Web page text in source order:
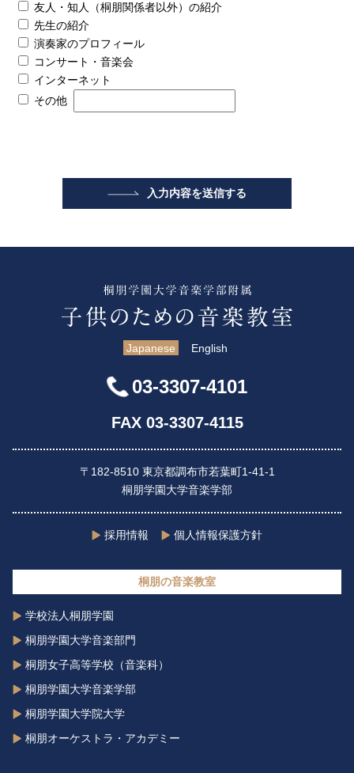
友人・知人（桐朋関係者以外）の紹介
先生の紹介
演奏家のプロフィール
コンサート・音楽会
インターネット
その他
Japanese English
03-3307-4101
FAX 03-3307-4115
〒182-8510 東京都調布市若葉町1-41-1
桐朋学園大学音楽学部
採用情報 個人情報保護方針
桐朋の音楽教室
学校法人桐朋学園
桐朋学園大学音楽部門
桐朋女子高等学校（音楽科）
桐朋学園大学音楽学部
桐朋学園大学院大学
桐朋オーケストラ・アカデミー